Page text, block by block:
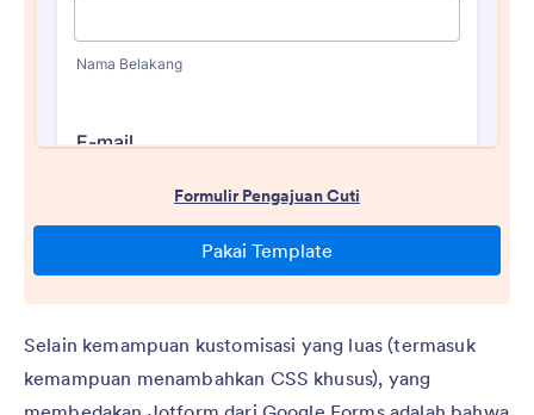
Selain kemampuan kustomisasi yang luas (termasuk
kemampuan menambahkan CSS khusus), yang